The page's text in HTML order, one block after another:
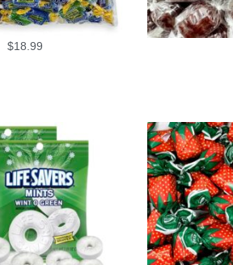
$18.99